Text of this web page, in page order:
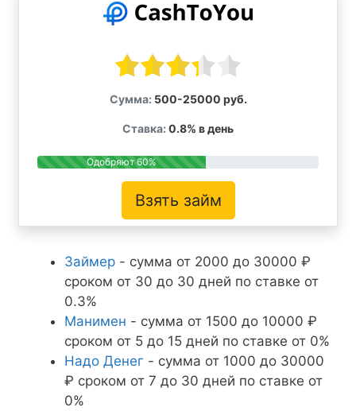
Сумма: 500-25000 руб.
Ставка: 0.8% в день
Одобряют 60%
Взять займ
Займер - сумма от 2000 до 30000 ₽
сроком от 30 до 30 дней по ставке от
0.3%
Манимен - сумма от 1500 до 10000 ₽
сроком от 5 до 15 дней по ставке от 0%
Надо Денег - сумма от 1000 до 30000
₽ сроком от 7 до 30 дней по ставке от
0%